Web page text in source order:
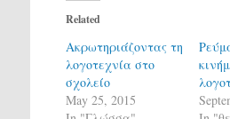
Related
Ακρωτηριάζοντας τη
λογοτεχνία στο
σχολείο
May 25, 2015